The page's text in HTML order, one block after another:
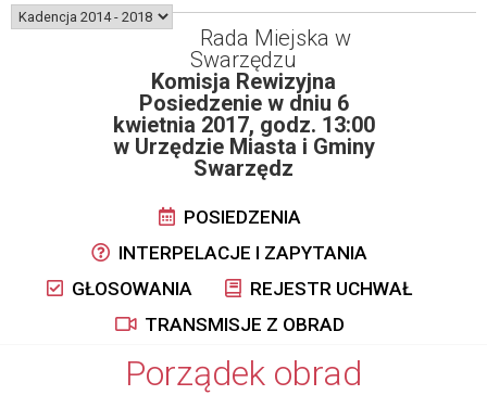
Rada Miejska w
Swarzędzu
Komisja Rewizyjna
Posiedzenie w dniu 6
kwietnia 2017, godz. 13:00
w Urzędzie Miasta i Gminy
Swarzędz
POSIEDZENIA
INTERPELACJE I ZAPYTANIA
GŁOSOWANIA
REJESTR UCHWAŁ
TRANSMISJE Z OBRAD
Porządek obrad